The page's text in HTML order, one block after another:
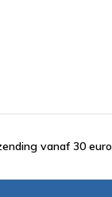
vanaf 30